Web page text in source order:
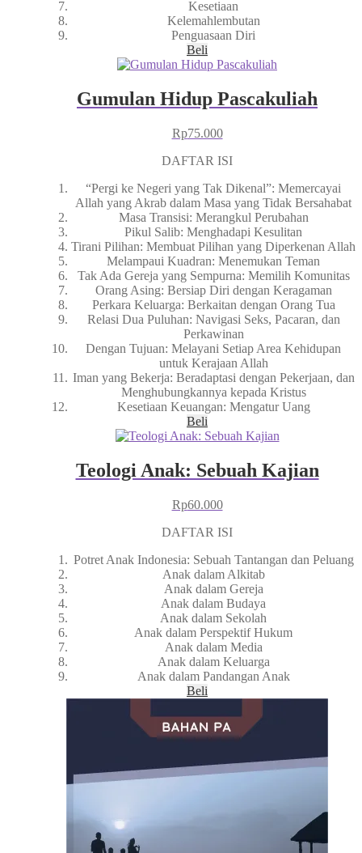
Kesetiaan
Kelemahlembutan
Penguasaan Diri
Beli
Gumulan Hidup Pascakuliah
Rp75.000
DAFTAR ISI
“Pergi ke Negeri yang Tak Dikenal”: Memercayai
Allah yang Akrab dalam Masa yang Tidak Bersahabat
Masa Transisi: Merangkul Perubahan
Pikul Salib: Menghadapi Kesulitan
Tirani Pilihan: Membuat Pilihan yang Diperkenan Allah
Melampaui Kuadran: Menemukan Teman
Tak Ada Gereja yang Sempurna: Memilih Komunitas
Orang Asing: Bersiap Diri dengan Keragaman
Perkara Keluarga: Berkaitan dengan Orang Tua
Relasi Dua Puluhan: Navigasi Seks, Pacaran, dan
Perkawinan
Dengan Tujuan: Melayani Setiap Area Kehidupan
untuk Kerajaan Allah
Iman yang Bekerja: Beradaptasi dengan Pekerjaan, dan
Menghubungkannya kepada Kristus
Kesetiaan Keuangan: Mengatur Uang
Beli
Teologi Anak: Sebuah Kajian
Rp60.000
DAFTAR ISI
Potret Anak Indonesia: Sebuah Tantangan dan Peluang
Anak dalam Alkitab
Anak dalam Gereja
Anak dalam Budaya
Anak dalam Sekolah
Anak dalam Perspektif Hukum
Anak dalam Media
Anak dalam Keluarga
Anak dalam Pandangan Anak
Beli